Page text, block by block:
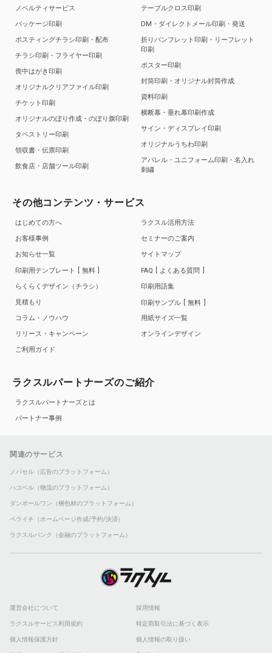
ノベルティサービス
パッケージ印刷
ポスティングチラシ印刷・配布
チラシ印刷・フライヤー印刷
喪中はがき印刷
オリジナルクリアファイル印刷
チケット印刷
オリジナルのぼり作成・のぼり旗印刷
タペストリー印刷
領収書・伝票印刷
飲食店・店舗ツール印刷
テーブルクロス印刷
DM・ダイレクトメール印刷・発送
折りパンフレット印刷・リーフレット
印刷
ポスター印刷
封筒印刷・オリジナル封筒作成
資料印刷
横断幕・垂れ幕印刷作成
サイン・ディスプレイ印刷
オリジナルうちわ印刷
アパレル・ユニフォーム印刷・名入れ
刺繍
その他コンテンツ・サービス
はじめての方へ
お客様事例
お知らせ一覧
印刷用テンプレート
無料
らくらくデザイン（チラシ）
見積もり
コラム・ノウハウ
リリース・キャンペーン
ご利用ガイド
ラクスル活用方法
セミナーのご案内
サイトマップ
FAQ
よくある質問
印刷用語集
印刷サンプル
無料
用紙サイズ一覧
オンラインデザイン
ラクスルパートナーズのご紹介
ラクスルパートナーズとは
パートナー事例
関連のサービス
ノバセル（広告のプラットフォーム）
ハコベル（物流のプラットフォーム）
ダンボールワン（梱包材のプラットフォーム）
ペライチ（ホームページ作成/予約/決済）
ラクスルバンク（金融のプラットフォーム）
運営会社について 採用情報
ラクスルサービス利用規約 特定商取引法に基づく表示
個人情報保護方針 個人情報の取り扱い